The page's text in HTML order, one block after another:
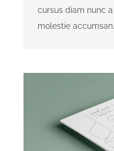
cursus diam nunc
molestie